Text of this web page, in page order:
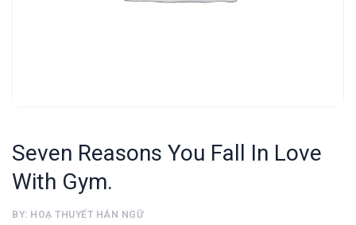
Seven Reasons You Fall In Love
With Gym.
BY: HOẠ THUYẾT HÁN NGỮ